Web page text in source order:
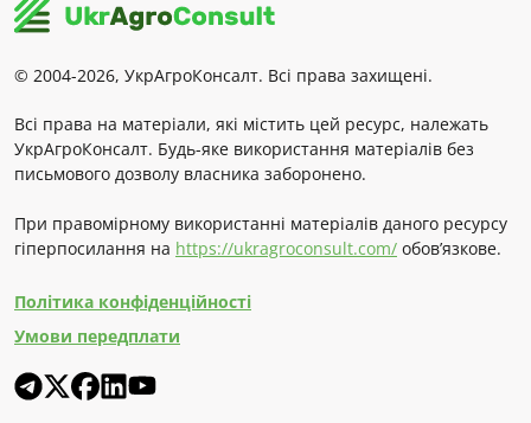
© 2004-2026, УкрАгроКонсалт. Всі права захищені.
Всі права на матеріали, які містить цей ресурс, належать
УкрАгроКонсалт. Будь-яке використання матеріалів без
письмового дозволу власника заборонено.
При правомірному використанні матеріалів даного ресурсу
гіперпосилання на https://ukragroconsult.com/ обов’язкове.
Політика конфіденційності
Умови передплати